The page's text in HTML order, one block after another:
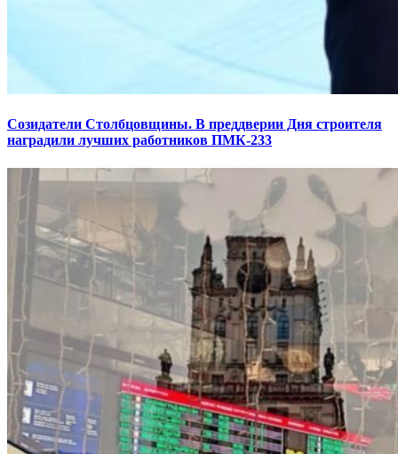
Созидатели Столбцовщины. В преддверии Дня строителя
наградили лучших работников ПМК-233